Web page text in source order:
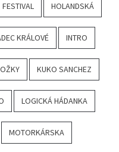
FESTIVAL HOLANDSKÁ
KRÁLOVÉ INTRO
KUKO SANCHEZ
LOGICKÁ HÁDANKA
MOTORKÁRSKA